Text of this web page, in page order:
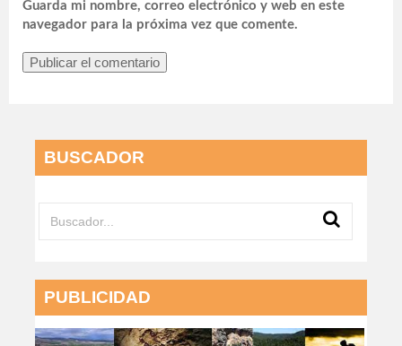
Guarda mi nombre, correo electrónico y web en este
navegador para la próxima vez que comente.
BUSCADOR
PUBLICIDAD